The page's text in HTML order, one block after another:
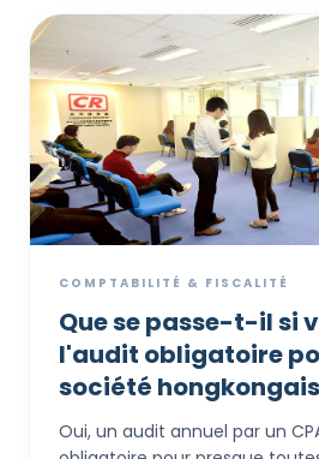
présente la documentation
requise pour justifier une
couvrant tout des « Procès-
à la conformité en matière
COMPTABILITÉ & FISCALITÉ
Que se passe-t-il si
l'audit obligatoire
société
Oui, un audit annuel par un